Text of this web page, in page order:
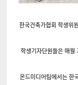
한국건축가협회 학생위
학생기자단원들은 매월
온드미디어팀에서는 한